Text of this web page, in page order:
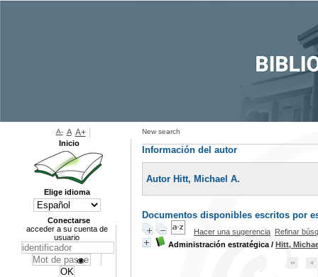
New search
Información del autor
Autor Hitt, Michael A.
Documentos disponibles escritos por
Hacer una sugerencia Refinar
Administración estratégica / Hitt,
A- A A+
Inicio
Elige idioma
Conectarse
acceder a su cuenta de
usuario